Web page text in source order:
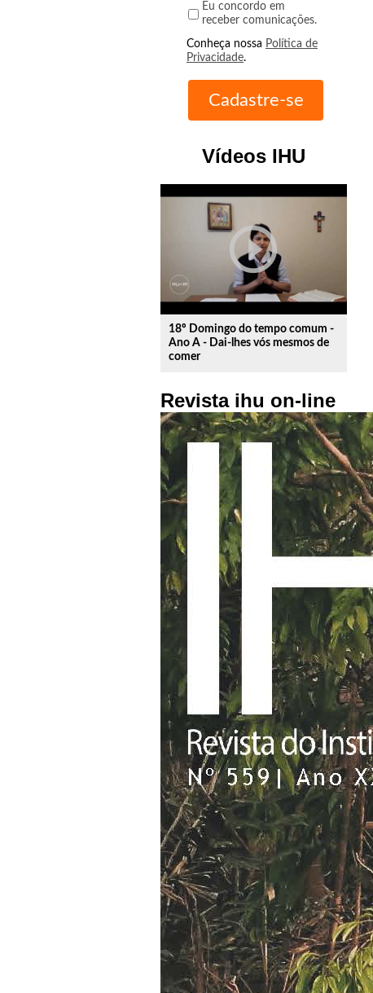
Eu concordo em
receber comunicações.
Conheça nossa Política de
Privacidade.
Vídeos IHU
play_circle_outline
18º Domingo do tempo comum -
Ano A - Dai-lhes vós mesmos de
comer
Revista ihu on-line